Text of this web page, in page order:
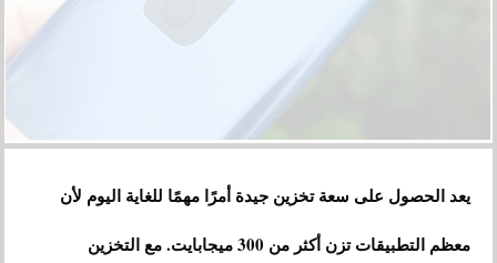
يعد الحصول على سعة تخزين جيدة أمرًا مهمًا للغاية اليوم لأن
معظم التطبيقات تزن أكثر من 300 ميجابايت. مع التخزين